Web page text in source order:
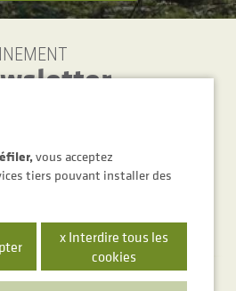
vous acceptez
tiers pouvant installer des
x Interdire tous les
cookies